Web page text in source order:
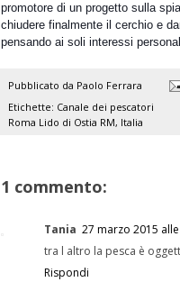
promotore di un progetto sulla
chiudere finalmente il cerchio e
pensando ai soli interessi
Pubblicato da Paolo Ferrara
Etichette: Canale dei pescatori
Roma Lido di Ostia RM, Italia
1 commento:
Tania 27 marzo 2015
tra l altro la pesca è
Rispondi